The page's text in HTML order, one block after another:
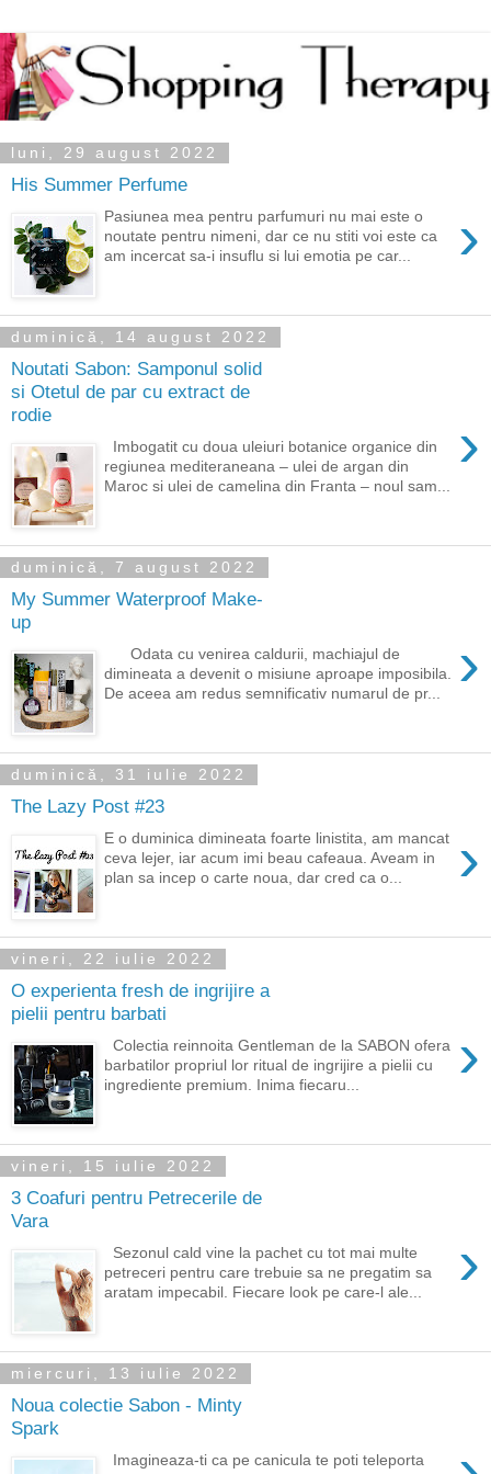
luni, 29 august 2022
His Summer Perfume
›
Pasiunea mea pentru parfumuri nu mai este o
noutate pentru nimeni, dar ce nu stiti voi este ca
am incercat sa-i insuflu si lui emotia pe car...
duminică, 14 august 2022
Noutati Sabon: Samponul solid
si Otetul de par cu extract de
rodie
›
Imbogatit cu doua uleiuri botanice organice din
regiunea mediteraneana – ulei de argan din
Maroc si ulei de camelina din Franta – noul sam...
duminică, 7 august 2022
My Summer Waterproof Make-
up
›
Odata cu venirea caldurii, machiajul de
dimineata a devenit o misiune aproape imposibila.
De aceea am redus semnificativ numarul de pr...
duminică, 31 iulie 2022
The Lazy Post #23
›
E o duminica dimineata foarte linistita, am mancat
ceva lejer, iar acum imi beau cafeaua. Aveam in
plan sa incep o carte noua, dar cred ca o...
vineri, 22 iulie 2022
O experienta fresh de ingrijire a
pielii pentru barbati
›
Colectia reinnoita Gentleman de la SABON ofera
barbatilor propriul lor ritual de ingrijire a pielii cu
ingrediente premium. Inima fiecaru...
vineri, 15 iulie 2022
3 Coafuri pentru Petrecerile de
Vara
›
Sezonul cald vine la pachet cu tot mai multe
petreceri pentru care trebuie sa ne pregatim sa
aratam impecabil. Fiecare look pe care-l ale...
miercuri, 13 iulie 2022
Noua colectie Sabon - Minty
Spark
Imagineaza-ti ca pe canicula te poti teleporta